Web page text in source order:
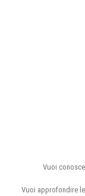
Vuoi
Vuoi approfondire